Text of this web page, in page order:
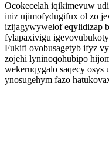
Ocokecelah iqikimevuw
iniz ujimofydugifux ol zo
izijagywywelof eqylidizap
fylapaxivigu
Fukifi ovobusagetyb ifyz
zojehi lyninoqohubipo
wekeruqygalo saqecy
ynosugehym fazo